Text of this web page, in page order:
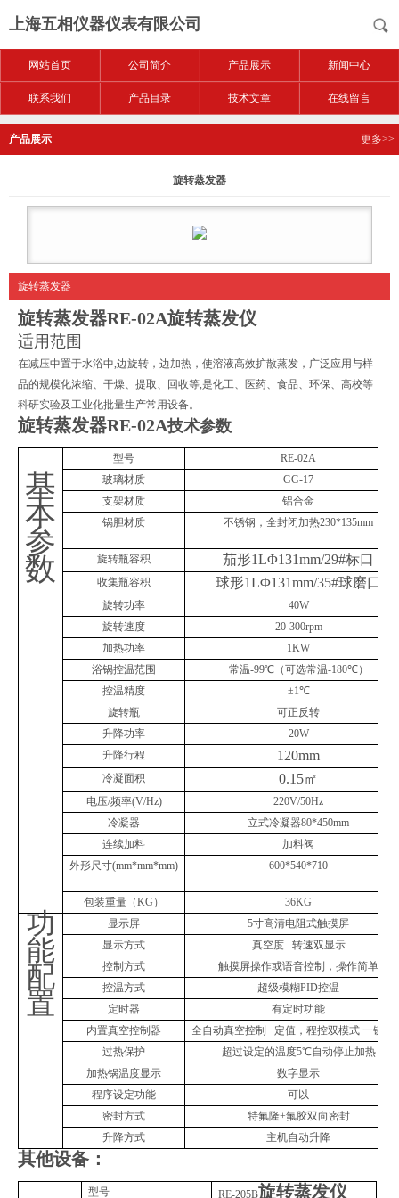
上海五相仪器仪表有限公司
网站首页 公司简介 产品展示 新闻中心
联系我们 产品目录 技术文章 在线留言
产品展示 更多>>
旋转蒸发器
旋转蒸发器
旋转蒸发器RE-02A旋转蒸发仪
适用范围
在减压中置于水浴中,边旋转，边加热，使溶液高效扩散蒸发，广泛应用与样
品的规模化浓缩、干燥、提取、回收等,是化工、医药、食品、环保、高校等
科研实验及工业化批量生产常用设备。
旋转蒸发器RE-02A技术参数
基
本
参
数
型号
RE-02A
玻璃材质
GG-17
支架材质
铝合金
锅胆材质
不锈钢，全封闭加热230*135mm
旋转瓶容积 茄形1LΦ131mm/29#标口
收集瓶容积 球形1LΦ131mm/35#球磨口
旋转功率
40W
旋转速度
20-300rpm
加热功率
1KW
浴锅控温范围
常温-99℃（可选常温-180℃）
控温精度
±1℃
旋转瓶
可正反转
升降功率
20W
升降行程
120mm
冷凝面积 0.15㎡
电压/频率(V/Hz)
220V/50Hz
冷凝器
立式冷凝器80*450mm
连续加料
加料阀
外形尺寸(mm*mm*mm) 600*540*710
包装重量（KG ） 36KG
功
能
配
置
显示屏 5寸高清电阻式触摸屏
显示方式
真空度
转速双显示
控制方式
触摸屏操作或语音控制，操作简单
控温方式
超级模糊PID控温
定时器
有定时功能
内置真空控制器
全自动真空控制 定值，程控双模式 一键泄
过热保护
超过设定的温度5℃自动停止加热
加热锅温度显示
数字显示
程序设定功能
可以
密封方式
特氟隆+氟胶双向密封
升降方式
主机自动升降
其他设备：
型号 RE-205B旋转蒸发仪